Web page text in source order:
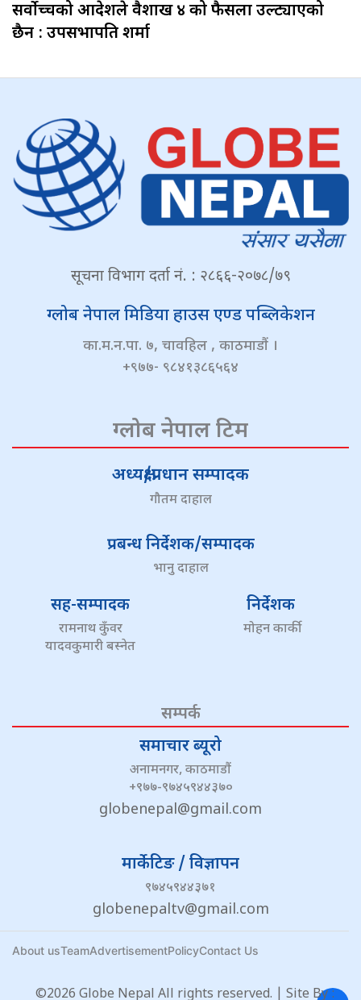
सर्वोच्चको आदेशले वैशाख ४ को फैसला उल्ट्याएको
छैन : उपसभापति शर्मा
सूचना विभाग दर्ता नं. : २८६६-२०७८/७९
ग्लोब नेपाल मिडिया हाउस एण्ड पब्लिकेशन
का.म.न.पा. ७, चावहिल , काठमाडौं ।
+९७७- ९८४१३८६५६४
ग्लोब नेपाल टिम
अध्यक्ष/प्रधान सम्पादक
गौतम दाहाल
प्रबन्ध निर्देशक/सम्पादक
भानु दाहाल
सह-सम्पादक
रामनाथ कुँवर
यादवकुमारी बस्नेत
निर्देशक
मोहन कार्की
सम्पर्क
समाचार ब्यूरो
अनामनगर, काठमाडौं
+९७७-९७४५९४४३७०
globenepal@gmail.com
मार्केटिङ / विज्ञापन
९७४५९४४३७१
globenepaltv@gmail.com
About usTeamAdvertisementPolicyContact Us
©2026 Globe Nepal All rights reserved. | Site By :